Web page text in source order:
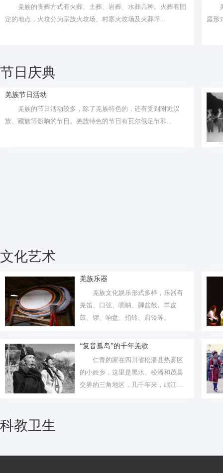
羌族的丧葬方式有火葬、土葬、岩葬、水葬几种。火葬有固
定的地点，火坟分为宗族火坟场、村寨火坟场及火葬坪...
庭形
节日庆典
羌族节日活动
羌族的节日活动较多，除了羌族特色的，还有受到附近汉
族、藏族等影响的节日。羌族特色的节日有瓦尔俄足节和...
文化艺术
羌族乐器
羌族文化娱乐形式多样，乐器有
羌笛、口弦、唢呐、脚盆鼓、羊皮
鼓、锣、响盘、指铃、肩铃等。
“复音孤岛”的千年羌歌
仁青的家在四川省松潘县热雾区
的小姓乡，这里是黑水、松潘和茂县
交界的三角地区，几千年来，岷江、
科教卫生